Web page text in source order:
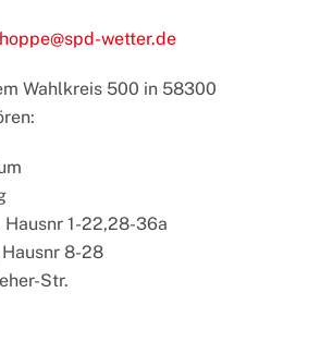
wetter.de
Wahlkreis 500 in 58300
1-22,28-36a
8-28
Str.